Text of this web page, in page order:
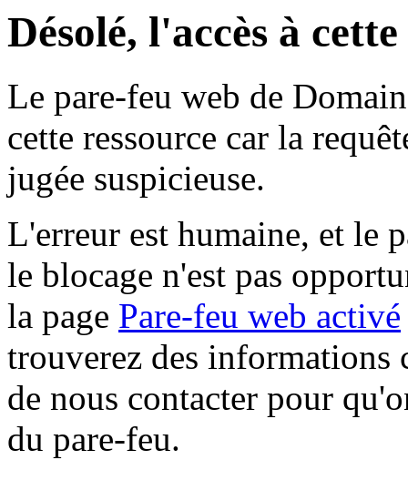
Désolé, l'accès à
Le pare-feu web de
cette ressource car la
jugée suspicieuse.
L'erreur est humaine, et le
le blocage n'est pas
la page Pare-feu web activé
trouverez des informations
de nous contacter pour
du pare-feu.